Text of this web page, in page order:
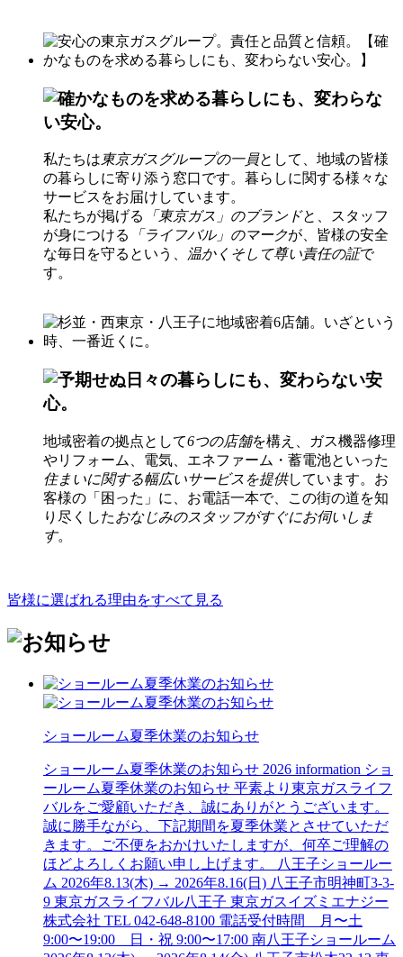
私たちは 東京ガスグループの一員として、地域の皆様
の暮らしに寄り添う窓口です。暮らしに関する様々な
サービスをお届けしています。
私たちが掲げる
「東京ガス」のブランドと、スタッフ
が身につける
「ライフバル」のマークが、皆様の安全
な毎日を守るという、
温かくそして尊い責任の証で
す。
地域密着の拠点として6つの店舗を構え、ガス機器修理
やリフォーム、電気、 エネファーム・蓄電池といった
住まいに関する幅広いサービスを提供しています。お
客様の「困った」に、お電話一本で、この街の道を知
り尽くした おなじみのスタッフがすぐにお伺いしま
す。
皆様に選ばれる理由をすべて見る
ショールーム夏季休業のお知らせ
ショールーム夏季休業のお知らせ 2026 information ショ
ールーム夏季休業のお知らせ 平素より東京ガスライフ
バルをご愛顧いただき、誠にありがとうございます。
誠に勝手ながら、下記期間を夏季休業とさせていただ
きます。ご不便をおかけいたしますが、何卒ご理解の
ほどよろしくお願い申し上げます。 八王子ショールー
ム 2026年8.13(木) → 2026年8.16(日) 八王子市明神町3-3-
9 東京ガスライフバル八王子 東京ガスイズミエナジー
株式会社 TEL 042-648-8100 電話受付時間 月〜土
9:00〜19:00 日・祝 9:00〜17:00 南八王子ショールーム